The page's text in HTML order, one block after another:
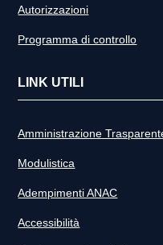
Autorizzazioni
Programma di controllo
LINK UTILI
Amministrazione
Modulistica
Adempimenti ANAC
Accessibilità